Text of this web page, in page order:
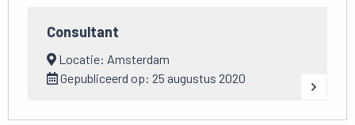
Consultant
Locatie: Amsterdam
Gepubliceerd op: 25 augustus 2020